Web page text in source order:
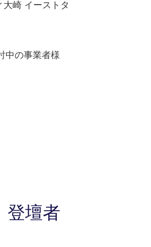
崎 イーストタ
中の事業者様
登壇者